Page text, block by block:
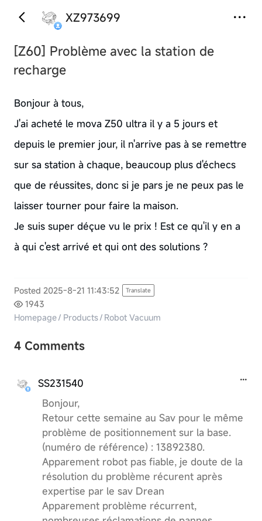
XZ973699
[Z60] Problème avec la station de
recharge
Bonjour à tous,
J'ai acheté le mova Z50 ultra il y a 5 jours et
depuis le premier jour, il n'arrive pas à se remettre
sur sa station à chaque, beaucoup plus d'échecs
que de réussites, donc si je pars je ne peux pas le
laisser tourner pour faire la maison.
Je suis super déçue vu le prix ! Est ce qu'il y en a
à qui c'est arrivé et qui ont des solutions ?
Posted 2025-8-21 11:43:52 Translate
1943
Homepage/ Products/ Robot Vacuum
4 Comments
SS231540
Bonjour,
Retour cette semaine au Sav pour le même
problème de positionnement sur la base.
(numéro de référence) : 13892380.
Apparement robot pas fiable, je doute de la
résolution du problème récurent après
expertise par le sav Drean
Apparement problème récurrent,